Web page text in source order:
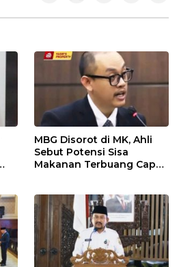
MBG Disorot di MK, Ahli
Sebut Potensi Sisa
Makanan Terbuang Capai